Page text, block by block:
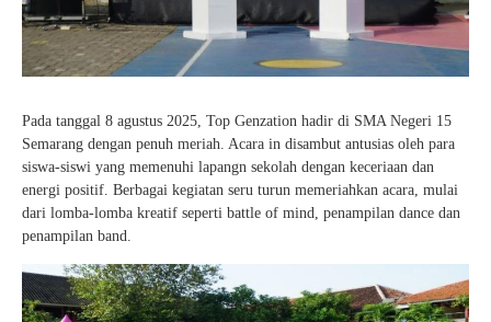
Pada tanggal 8 agustus 2025, Top Genzation hadir di SMA Negeri 15
Semarang dengan penuh meriah. Acara in disambut antusias oleh para
siswa-siswi yang memenuhi lapangn sekolah dengan keceriaan dan
energi positif. Berbagai kegiatan seru turun memeriahkan acara, mulai
dari lomba-lomba kreatif seperti battle of mind, penampilan dance dan
penampilan band.